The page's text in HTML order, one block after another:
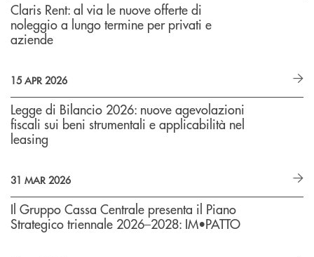
Claris Rent: al via le nuove offerte di
noleggio a lungo termine per privati e
aziende
15 APR 2026
Legge di Bilancio 2026: nuove agevolazioni
fiscali sui beni strumentali e applicabilità nel
leasing
31 MAR 2026
Il Gruppo Cassa Centrale presenta il Piano
Strategico triennale 2026–2028: IM•PATTO